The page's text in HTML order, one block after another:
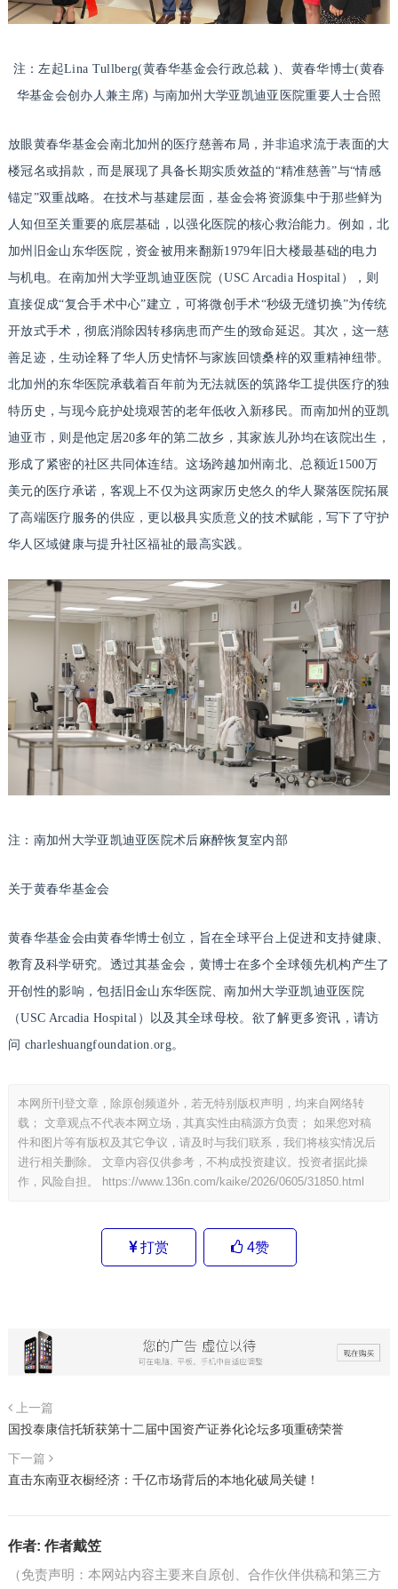
注：左起Lina Tullberg(黄春华基金会行政总裁 )、黄春华博士(黄春
华基金会创办人兼主席) 与南加州大学亚凯迪亚医院重要人士合照
放眼黄春华基金会南北加州的医疗慈善布局，并非追求流于表面的大
楼冠名或捐款，而是展现了具备长期实质效益的“精准慈善”与“情感
锚定”双重战略。在技术与基建层面，基金会将资源集中于那些鲜为
人知但至关重要的底层基础，以强化医院的核心救治能力。例如，北
加州旧金山东华医院，资金被用来翻新1979年旧大楼最基础的电力
与机电。在南加州大学亚凯迪亚医院（USC Arcadia Hospital），则
直接促成“复合手术中心”建立，可将微创手术“秒级无缝切换”为传统
开放式手术，彻底消除因转移病患而产生的致命延迟。其次，这一慈
善足迹，生动诠释了华人历史情怀与家族回馈桑梓的双重精神纽带。
北加州的东华医院承载着百年前为无法就医的筑路华工提供医疗的独
特历史，与现今庇护处境艰苦的老年低收入新移民。而南加州的亚凯
迪亚市，则是他定居20多年的第二故乡，其家族儿孙均在该院出生，
形成了紧密的社区共同体连结。这场跨越加州南北、总额近1500万
美元的医疗承诺，客观上不仅为这两家历史悠久的华人聚落医院拓展
了高端医疗服务的供应，更以极具实质意义的技术赋能，写下了守护
华人区域健康与提升社区福祉的最高实践。
注： 南加州大学亚凯迪亚医院术后麻醉恢复室内部
关于黄春华基金会
黄春华基金会由黄春华博士创立，旨在全球平台上促进和支持健康、
教育及科学研究。透过其基金会，黄博士在多个全球领先机构产生了
开创性的影响，包括旧金山东华医院、南加州大学亚凯迪亚医院
（USC Arcadia Hospital）以及其全球母校。欲了解更多资讯，请访
问 charleshuangfoundation.org。
本网所刊登文章，除原创频道外，若无特别版权声明，均来自网络转
载； 文章观点不代表本网立场，其真实性由稿源方负责； 如果您对稿
件和图片等有版权及其它争议，请及时与我们联系，我们将核实情况后
进行相关删除。 文章内容仅供参考，不构成投资建议。投资者据此操
作，风险自担。
https://www.136n.com/kaike/2026/0605/31850.html
打赏 4赞
上一篇
国投泰康信托斩获第十二届中国资产证券化论坛多项重磅荣誉
下一篇
直击东南亚衣橱经济：千亿市场背后的本地化破局关键！
作者: 作者戴笠
（免责声明：本网站内容主要来自原创、合作伙伴供稿和第三方